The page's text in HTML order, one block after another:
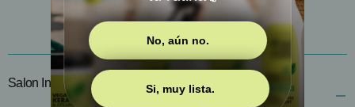
Salon In
No, aún no.
Si, muy lista.